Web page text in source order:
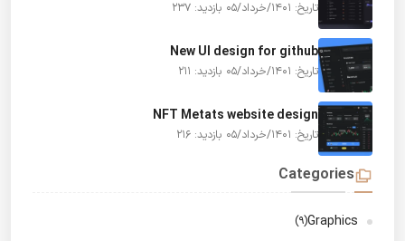
تاریخ: 1401/خرداد/05 بازدید: 237
New UI design for github
تاریخ: 1401/خرداد/05 بازدید: 211
NFT Metats website design
تاریخ: 1401/خرداد/05 بازدید: 216
Categories
Graphics
(9)